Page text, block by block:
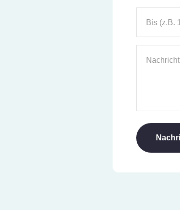
Bis (z.B.
Nachricht